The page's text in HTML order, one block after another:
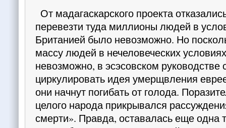
От мадагаскарского проекта
перевезти туда миллионы людей в
Британией было невозможно. Но
массу людей в нечело­веческих
невозможно, в эсэсовском руко­водстве
циркулировать идея умерщвления
они начнут погибать от голода.
целого народа прикрывался
смер­ти». Правда, оставалась еще одна